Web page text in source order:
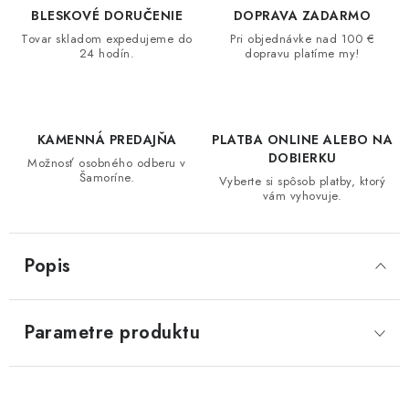
BLESKOVÉ DORUČENIE
Tovar skladom expedujeme do
24 hodín.
DOPRAVA ZADARMO
Pri objednávke nad 100 €
dopravu platíme my!
KAMENNÁ PREDAJŇA
Možnosť osobného odberu v
Šamoríne.
PLATBA ONLINE ALEBO NA
DOBIERKU
Vyberte si spôsob platby, ktorý
vám vyhovuje.
Popis
Parametre produktu